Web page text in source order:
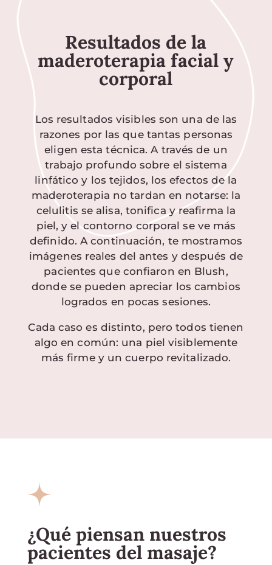
Resultados de la
maderoterapia facial y
corporal
Los resultados visibles son una de las
razones por las que tantas personas
eligen esta técnica. A través de un
trabajo profundo sobre el sistema
linfático y los tejidos, los efectos de la
maderoterapia no tardan en notarse: la
celulitis se alisa, tonifica y reafirma la
piel, y el contorno corporal se ve más
definido. A continuación, te mostramos
imágenes reales del antes y después de
pacientes que confiaron en Blush,
donde se pueden apreciar los cambios
logrados en pocas sesiones.
Cada caso es distinto, pero todos tienen
algo en común: una piel visiblemente
más firme y un cuerpo revitalizado.
¿Qué piensan nuestros
pacientes del masaje?